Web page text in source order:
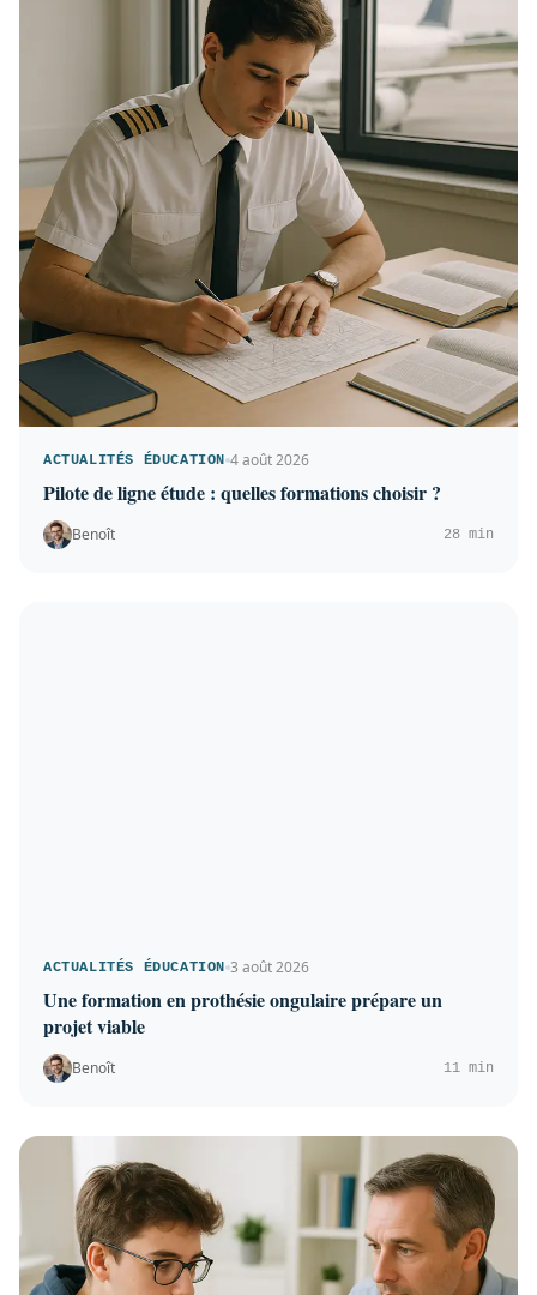
ACTUALITÉS ÉDUCATION 4 août 2026
Pilote de ligne étude : quelles formations choisir ?
Benoît 28 min
ACTUALITÉS ÉDUCATION 3 août 2026
Une formation en prothésie ongulaire prépare un
projet viable
Benoît 11 min